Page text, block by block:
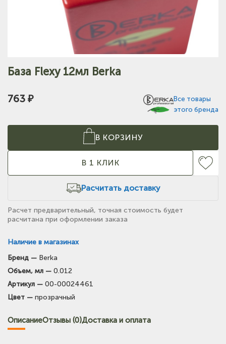
База Flexy 12мл Berka
763 ₽
Все товары
этого бренда
В КОРЗИНУ
В 1 КЛИК
Расчитать доставку
Наличие в магазинах
Тел: +7-903-947-7028
Бренд — Berka
Объем, мл — 0.012
Артикул — 00-00024461
Цвет — прозрачный
Расчет предварительный, точная стоимость будет
расчитана при оформлении заказа
ОписаниеОтзывы (0)Доставка и оплата